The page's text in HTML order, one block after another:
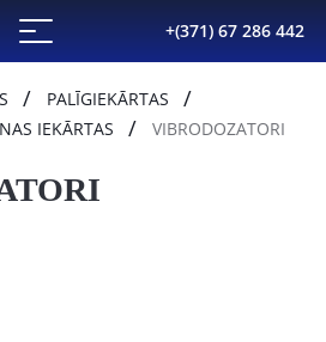
+(371) 67 286 442
PALĪGIEKĀRTAS
IEKĀRTAS
VIBRODOZATORI